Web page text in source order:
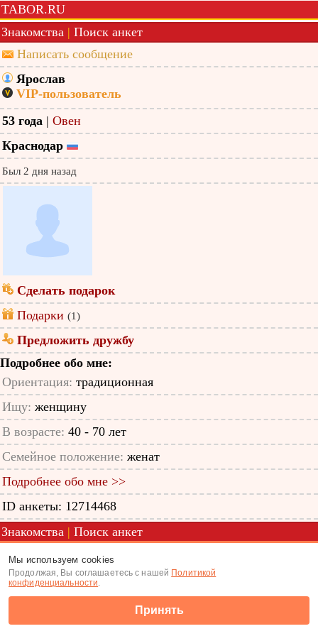
TABOR.RU
Знакомства | Поиск анкет
Написать сообщение
Ярослав
VIP-пользователь
53 года | Овен
Краснодар
Был 2 дня назад
Сделать подарок
Подарки (1)
Предложить дружбу
Подробнее обо мне:
Ориентация: традиционная
Ищу: женщину
В возрасте: 40 - 70 лет
Семейное положение: женат
Подробнее обо мне >>
ID анкеты: 12714468
Знакомства | Поиск анкет
(c) Tabor.ru 2026
Мы используем cookies
Продолжая, Вы соглашаетесь с нашей Политикой
конфиденциальности.
Принять